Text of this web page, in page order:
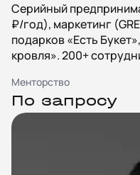
Серийный
₽/год), маркетинг
подарков «Есть
кровля». 200+
Менторство
По запросу